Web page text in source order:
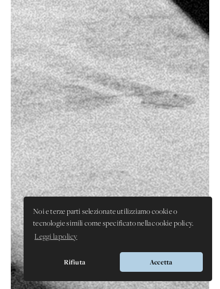
Noi e terze parti selezionate utilizziamo cookie o
tecnologie simili come specificato nella cookie policy.
Leggi la policy
Rifiuta Accetta